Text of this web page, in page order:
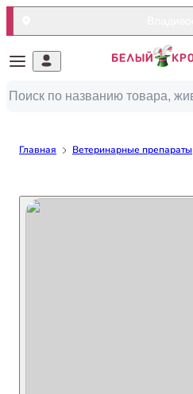
Главная Ветеринарные препараты